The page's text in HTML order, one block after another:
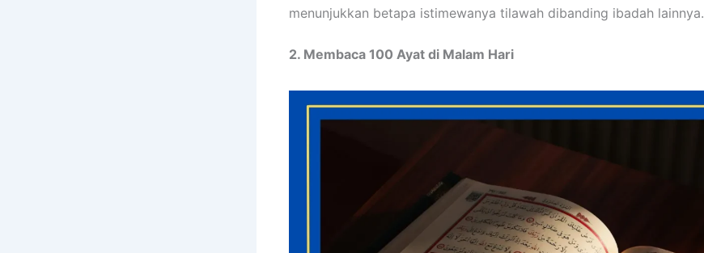
menunjukkan betapa istimewanya tilawah dibanding ibadah lainnya.
2. Membaca 100 Ayat di Malam Hari